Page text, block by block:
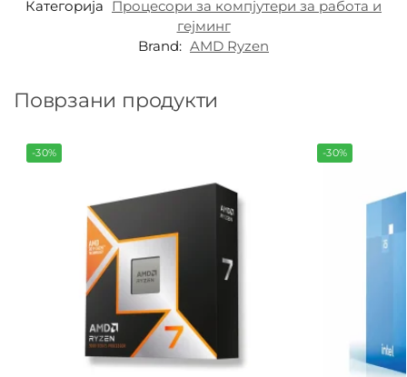
Категорија Процесори за компјутери за работа и
гејминг
Brand: AMD Ryzen
Поврзани продукти
-30% -30%